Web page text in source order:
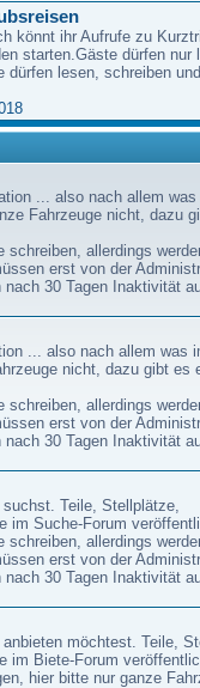
könnt ihr Aufrufe zu
starten.Gäste dürfen nur
dürfen lesen, schreiben
... also nach allem
Fahrzeuge nicht, dazu
allerdings
erst von der
nach 30 Tagen Inaktivität
... also nach allem was
nicht, dazu gibt es
allerdings
erst von der
nach 30 Tagen Inaktivität
Teile, Stellplätze,
im Suche-Forum
allerdings
erst von der
nach 30 Tagen Inaktivität
möchtest. Teile,
im Biete-Forum
hier bitte nur ganze